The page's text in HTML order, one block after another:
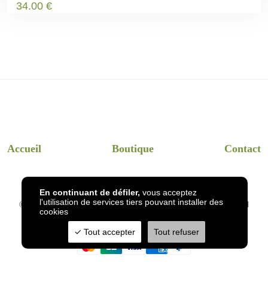
34.00 €
Accueil Boutique Contact
© 2026InsectsHotel- Dessins et visuels InsectsHotel en réel
En continuant de défiler, vous acceptez
l'utilisation de services tiers pouvant installer des
cookies
Tout accepter Tout refuser